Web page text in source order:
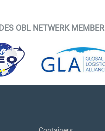
OBL NETWERK MEMBER